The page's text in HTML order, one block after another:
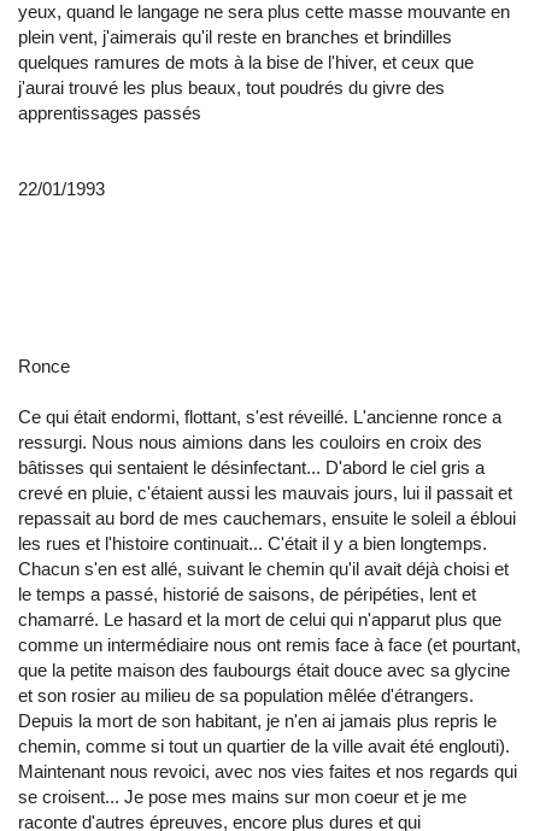
yeux, quand le langage ne sera plus cette masse mouvante en
plein vent, j'aimerais qu'il reste en branches et brindilles
quelques ramures de mots à la bise de l'hiver, et ceux que
j'aurai trouvé les plus beaux, tout poudrés du givre des
apprentissages passés
22/01/1993
Ronce
Ce qui était endormi, flottant, s'est réveillé. L'ancienne ronce a
ressurgi. Nous nous aimions dans les couloirs en croix des
bâtisses qui sentaient le désinfectant... D'abord le ciel gris a
crevé en pluie, c'étaient aussi les mauvais jours, lui il passait et
repassait au bord de mes cauchemars, ensuite le soleil a ébloui
les rues et l'histoire continuait... C'était il y a bien longtemps.
Chacun s'en est allé, suivant le chemin qu'il avait déjà choisi et
le temps a passé, historié de saisons, de péripéties, lent et
chamarré. Le hasard et la mort de celui qui n'apparut plus que
comme un intermédiaire nous ont remis face à face (et pourtant,
que la petite maison des faubourgs était douce avec sa glycine
et son rosier au milieu de sa population mêlée d'étrangers.
Depuis la mort de son habitant, je n'en ai jamais plus repris le
chemin, comme si tout un quartier de la ville avait été englouti).
Maintenant nous revoici, avec nos vies faites et nos regards qui
se croisent... Je pose mes mains sur mon coeur et je me
raconte d'autres épreuves, encore plus dures et qui